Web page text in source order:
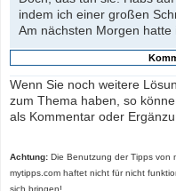
indem ich einer großen
Am nächsten Morgen hatte
Wenn Sie noch weitere
zum Thema haben, so
als Kommentar oder
Achtung: Die Benutzung der Tipps von
mytipps.com haftet nicht für nicht
sich bringen!